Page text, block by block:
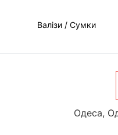
Валізи / Сумки
Одеса,